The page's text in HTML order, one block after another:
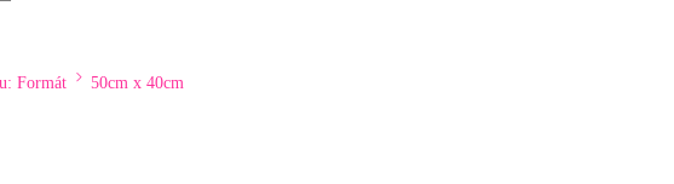
Formát 50cm x 40cm